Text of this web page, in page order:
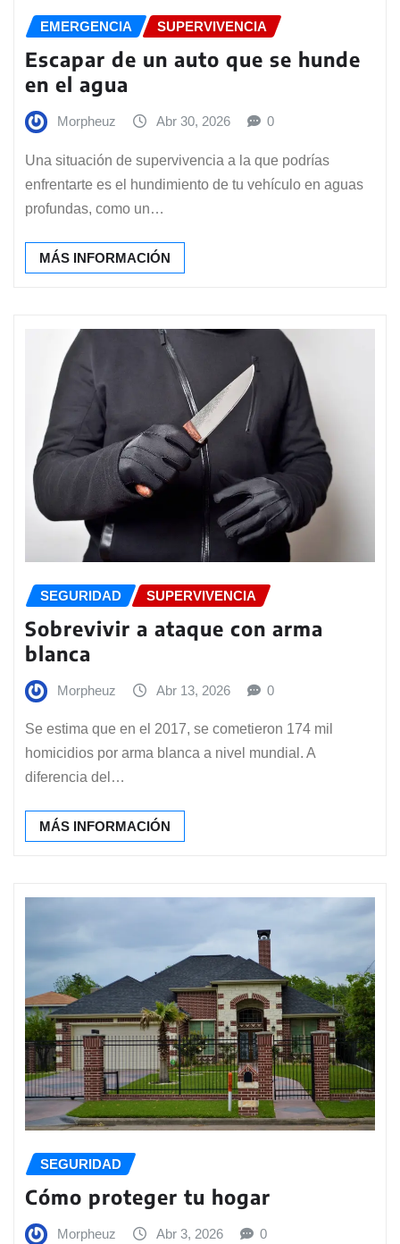
EMERGENCIA SUPERVIVENCIA
Escapar de un auto que se hunde
en el agua
Morpheuz Abr 30, 2026 0
Una situación de supervivencia a la que podrías
enfrentarte es el hundimiento de tu vehículo en aguas
profundas, como un…
MÁS INFORMACIÓN
SEGURIDAD SUPERVIVENCIA
Sobrevivir a ataque con arma
blanca
Morpheuz Abr 13, 2026 0
Se estima que en el 2017, se cometieron 174 mil
homicidios por arma blanca a nivel mundial. A
diferencia del…
MÁS INFORMACIÓN
SEGURIDAD
Cómo proteger tu hogar
Morpheuz Abr 3, 2026 0